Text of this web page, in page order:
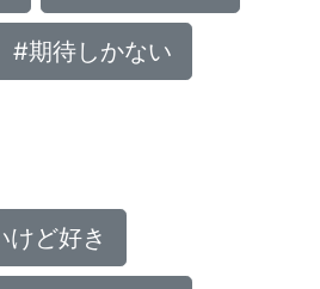
#期待しかない
ど好き